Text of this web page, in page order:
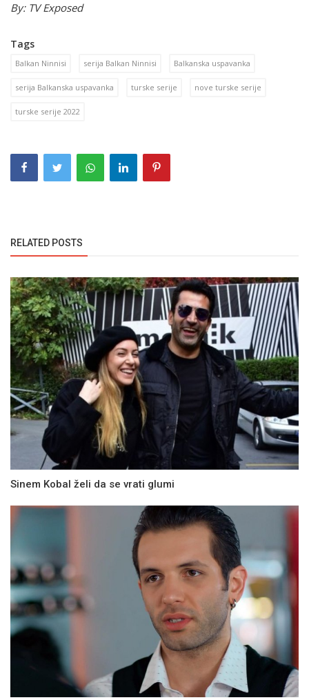
By: TV Exposed
Tags
Balkan Ninnisi serija Balkan Ninnisi Balkanska uspavanka
serija Balkanska uspavanka turske serije nove turske serije
turske serije 2022
RELATED POSTS
Sinem Kobal želi da se vrati glumi